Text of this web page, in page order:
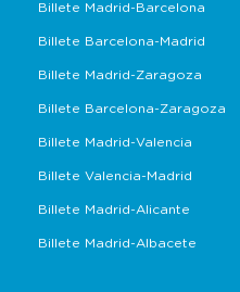
Billete Madrid-Barcelona
Billete Barcelona-Madrid
Billete Madrid-Zaragoza
Billete Barcelona-Zaragoza
Billete Madrid-Valencia
Billete Valencia-Madrid
Billete Madrid-Alicante
Billete Madrid-Albacete